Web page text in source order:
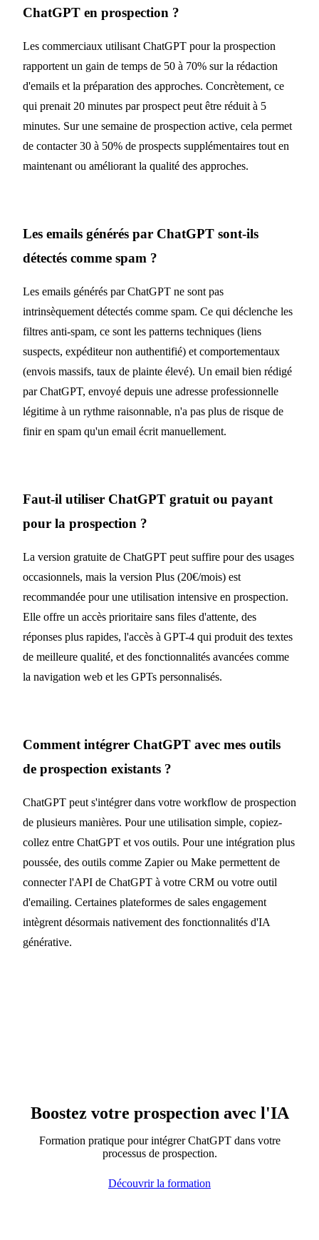
ChatGPT en prospection ?
Les commerciaux utilisant ChatGPT pour la prospection
rapportent un gain de temps de 50 à 70% sur la rédaction
d'emails et la préparation des approches. Concrètement, ce
qui prenait 20 minutes par prospect peut être réduit à 5
minutes. Sur une semaine de prospection active, cela permet
de contacter 30 à 50% de prospects supplémentaires tout en
maintenant ou améliorant la qualité des approches.
Les emails générés par ChatGPT sont-ils
détectés comme spam ?
Les emails générés par ChatGPT ne sont pas
intrinsèquement détectés comme spam. Ce qui déclenche les
filtres anti-spam, ce sont les patterns techniques (liens
suspects, expéditeur non authentifié) et comportementaux
(envois massifs, taux de plainte élevé). Un email bien rédigé
par ChatGPT, envoyé depuis une adresse professionnelle
légitime à un rythme raisonnable, n'a pas plus de risque de
finir en spam qu'un email écrit manuellement.
Faut-il utiliser ChatGPT gratuit ou payant
pour la prospection ?
La version gratuite de ChatGPT peut suffire pour des usages
occasionnels, mais la version Plus (20€/mois) est
recommandée pour une utilisation intensive en prospection.
Elle offre un accès prioritaire sans files d'attente, des
réponses plus rapides, l'accès à GPT-4 qui produit des textes
de meilleure qualité, et des fonctionnalités avancées comme
la navigation web et les GPTs personnalisés.
Comment intégrer ChatGPT avec mes outils
de prospection existants ?
ChatGPT peut s'intégrer dans votre workflow de prospection
de plusieurs manières. Pour une utilisation simple, copiez-
collez entre ChatGPT et vos outils. Pour une intégration plus
poussée, des outils comme Zapier ou Make permettent de
connecter l'API de ChatGPT à votre CRM ou votre outil
d'emailing. Certaines plateformes de sales engagement
intègrent désormais nativement des fonctionnalités d'IA
générative.
Boostez votre prospection avec l'IA
Formation pratique pour intégrer ChatGPT dans votre
processus de prospection.
Découvrir la formation